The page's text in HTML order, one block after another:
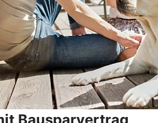
Bausparvertrag